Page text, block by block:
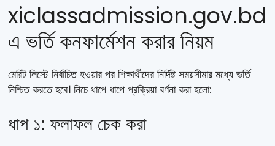
xiclassadmission.gov.bd
এ ভর্তি কনফার্মেশন করার নিয়ম
মেরিট লিস্টে নির্বাচিত হওয়ার পর শিক্ষার্থীদের নির্দিষ্ট সময়সীমার মধ্যে ভর্তি
নিশ্চিত করতে হবে। নিচে ধাপে ধাপে প্রক্রিয়া বর্ণনা করা হলো:
ধাপ ১: ফলাফল চেক করা